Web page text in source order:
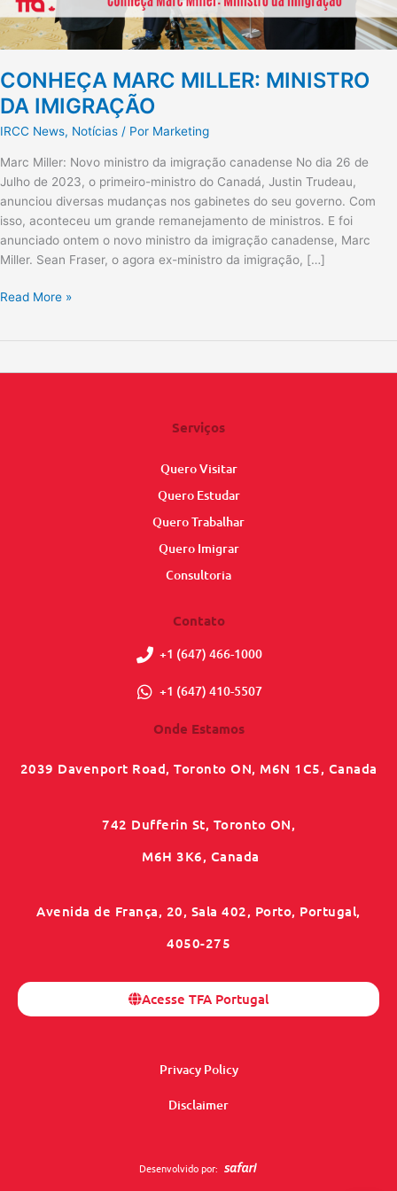
CONHEÇA MARC MILLER: MINISTRO
DA IMIGRAÇÃO
IRCC News, Notícias / Por Marketing
Marc Miller: Novo ministro da imigração canadense No dia 26 de
Julho de 2023, o primeiro-ministro do Canadá, Justin Trudeau,
anunciou diversas mudanças nos gabinetes do seu governo. Com
isso, aconteceu um grande remanejamento de ministros. E foi
anunciado ontem o novo ministro da imigração canadense, Marc
Miller. Sean Fraser, o agora ex-ministro da imigração, […]
Read More »
Serviços
Quero Visitar
Quero Estudar
Quero Trabalhar
Quero Imigrar
Consultoria
Contato
+1 (647) 466-1000
+1 (647) 410-5507
Onde Estamos
2039 Davenport Road, Toronto ON, M6N 1C5, Canada
742 Dufferin St, Toronto ON,
M6H 3K6, Canada
Avenida de França, 20, Sala 402, Porto, Portugal,
4050-275
Acesse TFA Portugal
Privacy Policy
Disclaimer
Desenvolvido por: